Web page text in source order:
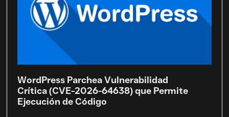
WordPress Parchea Vulnerabilidad
Crítica (CVE-2026-64638) que Permite
Ejecución de Código